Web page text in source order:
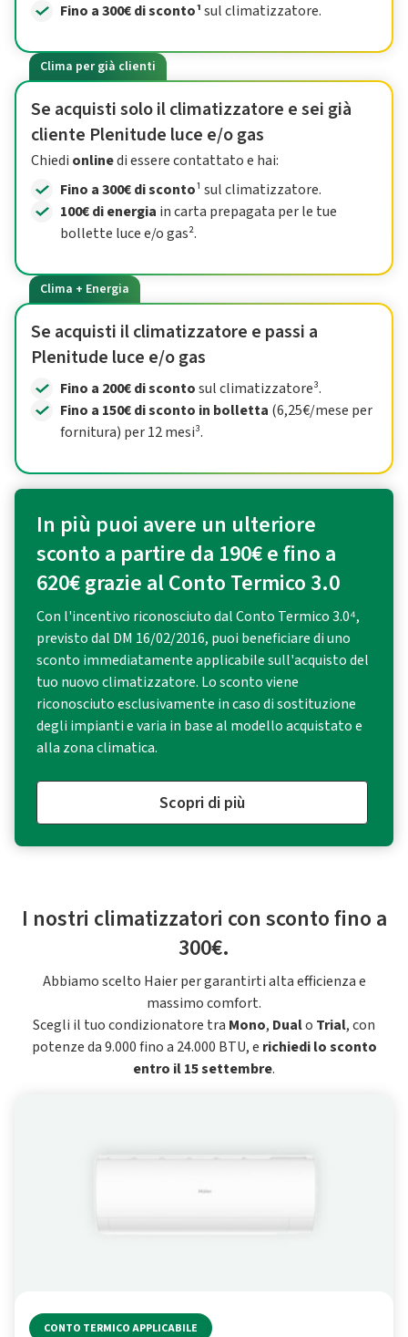
Fino a 300€ di sconto¹sul climatizzatore.
Clima per già clienti
Se acquisti solo il climatizzatore e sei già
cliente Plenitude luce e/o gas
Chiedi onlinedi essere contattato e hai:
Fino a 300€ di sconto¹ sul climatizzatore.
100€ di energia in carta prepagata per le tue
bollette luce e/o gas².
Clima + Energia
Se acquisti il climatizzatore e passi a
Plenitude luce e/o gas
Fino a 200€ di scontosul climatizzatore³.
Fino a 150€ di sconto in bolletta (6,25€/mese per
fornitura) per 12 mesi³.
In più puoi avere un ulteriore
sconto a partire da 190€ e fino a
620€ grazie al Conto Termico 3.0
Con l'incentivo riconosciuto dal Conto Termico 3.0⁴,
previsto dal DM 16/02/2016, puoi beneficiare di uno
sconto immediatamente applicabile sull'acquisto del
tuo nuovo climatizzatore. Lo sconto viene
riconosciuto esclusivamente in caso di sostituzione
degli impianti e varia in base al modello acquistato e
alla zona climatica.
Scopri di più
I nostri climatizzatori con sconto fino a
300€.
Abbiamo scelto Haier per garantirti alta efficienza e
massimo comfort.
Scegli il tuo condizionatore tra Mono, Dualo Trial, con
potenze da 9.000 fino a 24.000 BTU, e richiedi lo sconto
entro il 15 settembre.
CONTO TERMICO APPLICABILE